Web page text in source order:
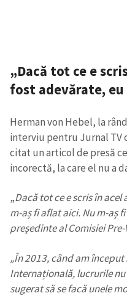
Trimite o informație
in English
„Dacă tot ce e
fost adevărate,
Herman von Hebel, la
interviu pentru Jurnal TV
citat un articol de presă
incorectă, la care el nu a
„Dacă tot ce e scris în
m-aș fi aflat aici. Nu m-aș
președinte al Comisiei
„În 2013, când am
Internațională, lucrurile nu
sugerat să se facă unele